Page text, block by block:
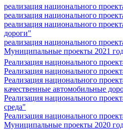
реализация национального
реализация национального
реализация национального
дороги"
реализация национального
Муниципальные проекты 2021
Реализация национального
Реализация национального
Реализация национального
качественные автомобильные
Реализация национального
среда"
Реализация национального
Муниципальные проекты 2020